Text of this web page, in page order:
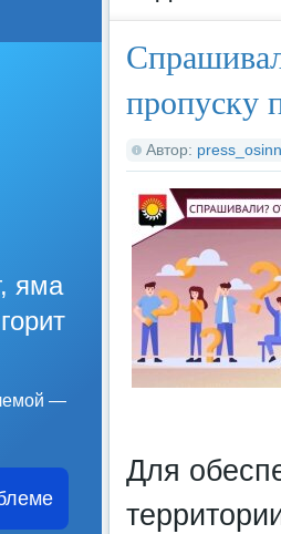
пропуску
Автор:
Для
яма
—